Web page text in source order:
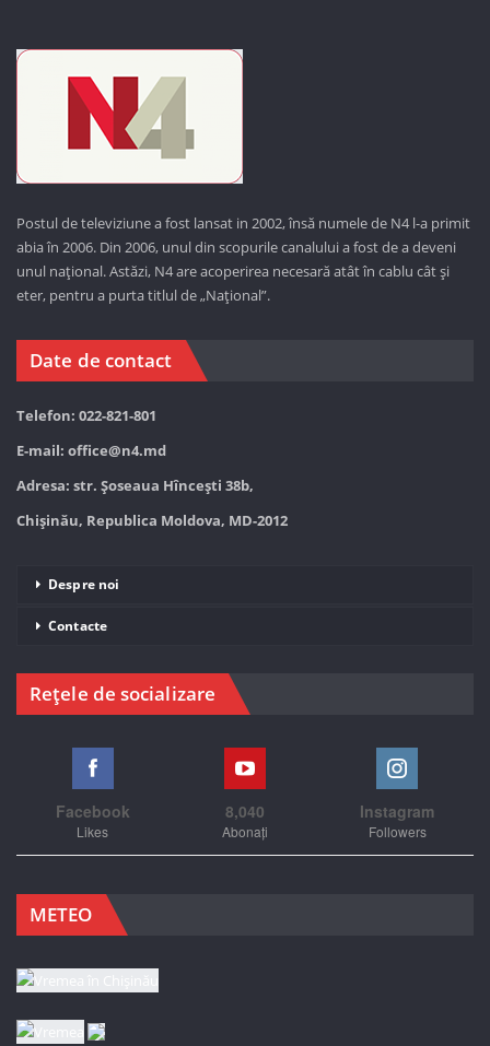
Postul de televiziune a fost lansat in 2002, însă numele de N4 l-a primit
abia în 2006. Din 2006, unul din scopurile canalului a fost de a deveni
unul național. Astăzi, N4 are acoperirea necesară atât în cablu cât și
eter, pentru a purta titlul de „Național”.
Date de contact
Telefon: 022-821-801
E-mail: office@n4.md
Adresa: str. Șoseaua Hînceşti 38b,
Chișinău, Republica Moldova, MD-2012
Despre noi
Contacte
Rețele de socializare
Facebook
Likes
8,040
Abonați
Instagram
Followers
METEO